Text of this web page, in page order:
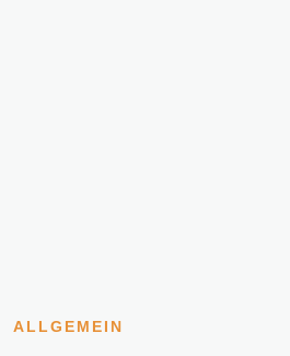
ALLGEMEIN